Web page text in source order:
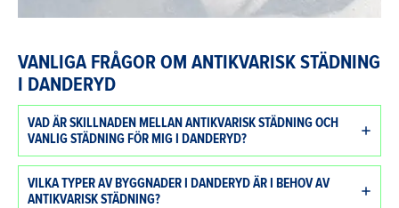
VANLIGA FRÅGOR OM ANTIKVARISK STÄDNING
I DANDERYD
VAD ÄR SKILLNADEN MELLAN ANTIKVARISK STÄDNING OCH
VANLIG STÄDNING FÖR MIG I DANDERYD?
VILKA TYPER AV BYGGNADER I DANDERYD ÄR I BEHOV AV
ANTIKVARISK STÄDNING?